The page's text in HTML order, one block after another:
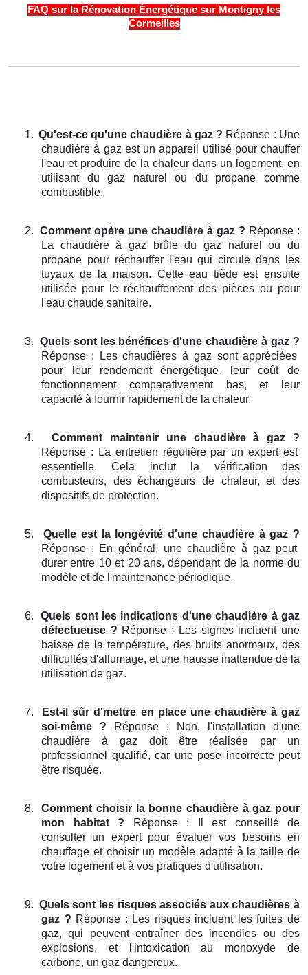
FAQ sur la Rénovation Énergétique sur Montigny les
Cormeilles
1. Qu'est-ce qu'une chaudière à gaz ? Réponse : Une
chaudière à gaz est un appareil utilisé pour chauffer
l'eau et produire de la chaleur dans un logement, en
utilisant du gaz naturel ou du propane comme
combustible.
2. Comment opère une chaudière à gaz ? Réponse :
La chaudière à gaz brûle du gaz naturel ou du
propane pour réchauffer l'eau qui circule dans les
tuyaux de la maison. Cette eau tiède est ensuite
utilisée pour le réchauffement des pièces ou pour
l'eau chaude sanitaire.
3. Quels sont les bénéfices d'une chaudière à gaz ?
Réponse : Les chaudières à gaz sont appréciées
pour leur rendement énergétique, leur coût de
fonctionnement comparativement bas, et leur
capacité à fournir rapidement de la chaleur.
4.
Comment maintenir une chaudière à gaz ?
Réponse : La entretien régulière par un expert est
essentielle. Cela inclut la vérification des
combusteurs, des échangeurs de chaleur, et des
dispositifs de protection.
5.
Quelle est la longévité d'une chaudière à gaz ?
Réponse : En général, une chaudière à gaz peut
durer entre 10 et 20 ans, dépendant de la norme du
modèle et de l'maintenance périodique.
6.
Quels sont les indications d'une chaudière à gaz
défectueuse ? Réponse : Les signes incluent une
baisse de la température, des bruits anormaux, des
difficultés d'allumage, et une hausse inattendue de la
utilisation de gaz.
7.
Est-il sûr d'mettre en place une chaudière à gaz
soi-même ? Réponse : Non, l'installation d'une
chaudière à gaz doit être réalisée par un
professionnel qualifié, car une pose incorrecte peut
être risquée.
8.
Comment choisir la bonne chaudière à gaz pour
mon habitat ? Réponse : Il est conseillé de
consulter un expert pour évaluer vos besoins en
chauffage et choisir un modèle adapté à la taille de
votre logement et à vos pratiques d'utilisation.
9. Quels sont les risques associés aux chaudières à
gaz ? Réponse : Les risques incluent les fuites de
gaz, qui peuvent entraîner des incendies ou des
explosions, et l'intoxication au monoxyde de
carbone, un gaz dangereux.